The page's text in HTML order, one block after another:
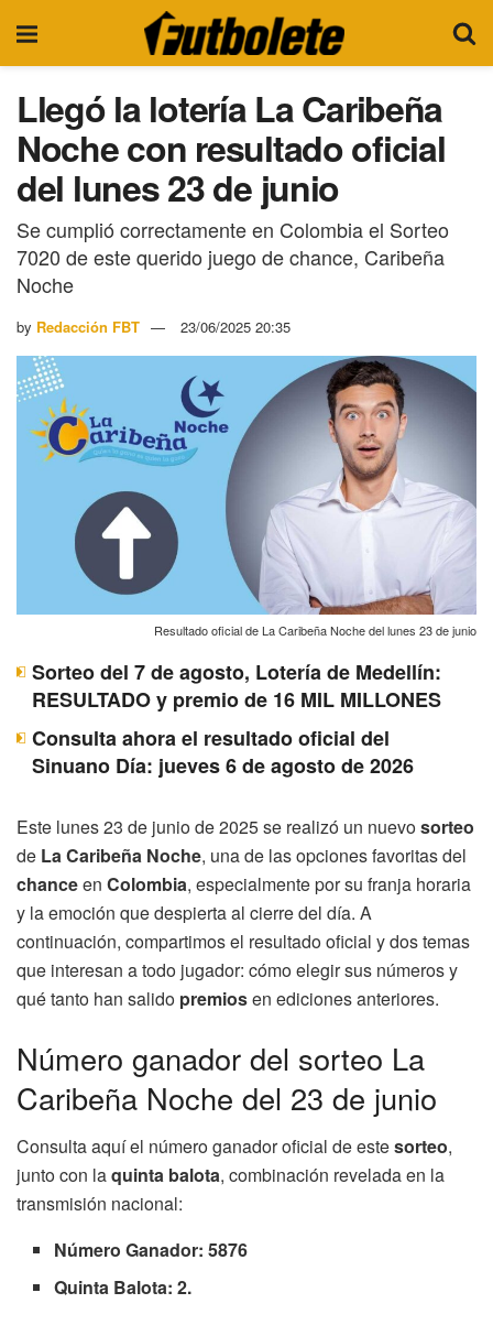
Llegó la lotería La Caribeña
Noche con resultado oficial
del lunes 23 de junio
Se cumplió correctamente en Colombia el Sorteo
7020 de este querido juego de chance, Caribeña
Noche
by Redacción FBT 23/06/2025 20:35
Resultado oficial de La Caribeña Noche del lunes 23 de junio
Sorteo del 7 de agosto, Lotería de Medellín:
RESULTADO y premio de 16 MIL MILLONES
Consulta ahora el resultado oficial del
Sinuano Día: jueves 6 de agosto de 2026
Este lunes 23 de junio de 2025 se realizó un nuevosorteo
de La Caribeña Noche, una de las opciones favoritas del
chanceen Colombia, especialmente por su franja horaria
y la emoción que despierta al cierre del día. A
continuación, compartimos el resultado oficial y dos temas
que interesan a todo jugador: cómo elegir sus números y
qué tanto han salido premiosen ediciones anteriores.
Número ganador del sorteo La
Caribeña Noche del 23 de junio
Consulta aquí el número ganador oficial de estesorteo,
junto con laquinta balota, combinación revelada en la
transmisión nacional:
Número Ganador: 5876
Quinta Balota: 2.